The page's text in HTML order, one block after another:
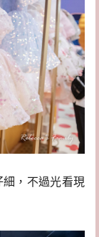
，不過光看現